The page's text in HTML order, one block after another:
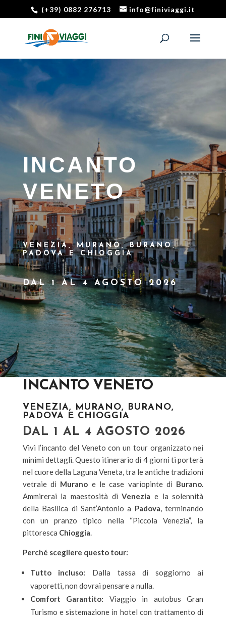
(+39) 0882 276713 info@finiviaggi.it
INCANTO
VENETO
VENEZIA, MURANO, BURANO,
PADOVA E CHIOGGIA
DAL 1 AL 4 AGOSTO 2026
INCANTO VENETO
VENEZIA, MURANO, BURANO,
PADOVA E CHIOGGIA
DAL 1 AL 4 AGOSTO 2026
Vivi l’incanto del Veneto con un tour organizzato nei
minimi dettagli. Questo itinerario di 4 giorni ti porterà
nel cuore della Laguna Veneta, tra le antiche tradizioni
vetraie di Murano e le case variopinte di Burano.
Ammirerai la maestosità diVenezia e la solennità
della Basilica di Sant’Antonio a Padova, terminando
con un pranzo tipico nella “Piccola Venezia”, la
pittoresca Chioggia.
Perché scegliere questo tour:
Tutto incluso: Dalla tassa di soggiorno ai
vaporetti, non dovrai pensare a nulla.
Comfort Garantito: Viaggio in autobus Gran
Turismo e sistemazione in hotel con trattamento di